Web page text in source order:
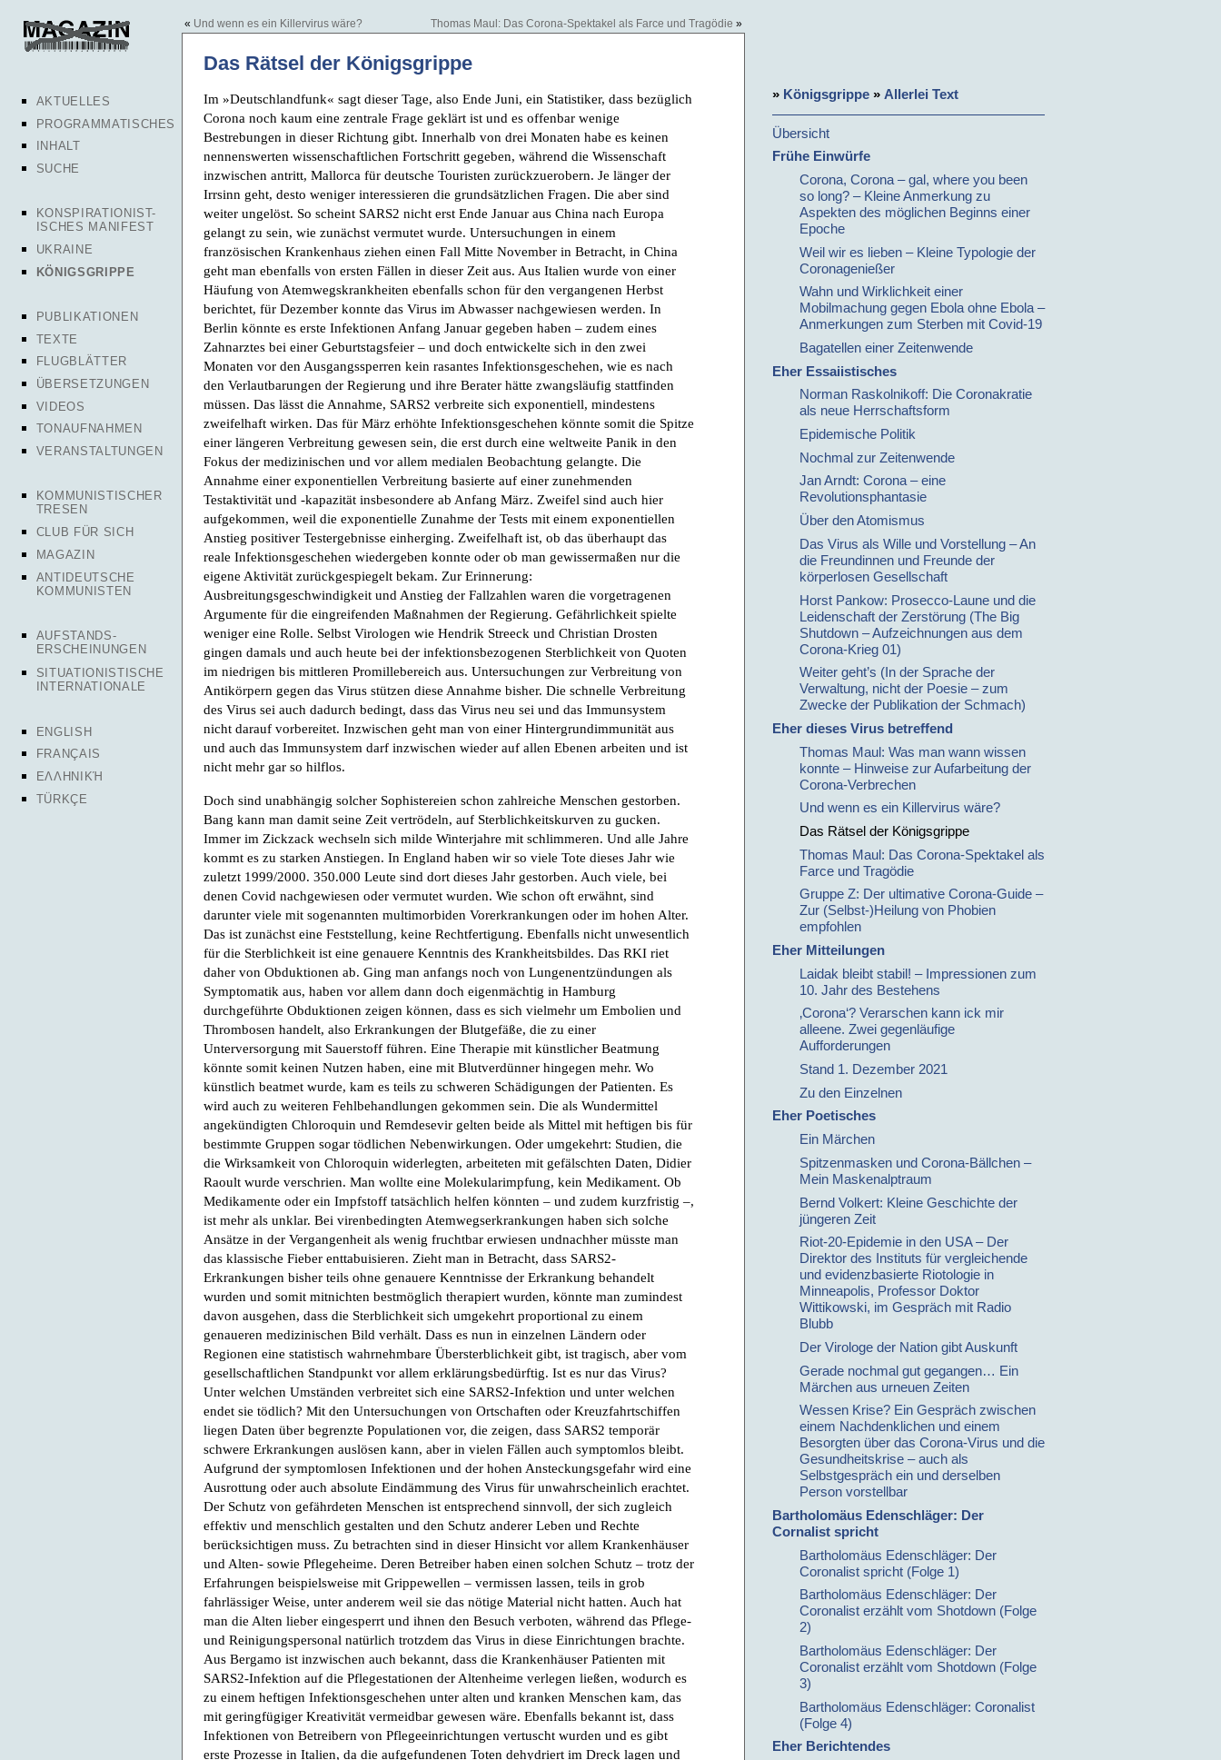
AKTUELLES
PROGRAMMATISCHES
INHALT
SUCHE
KONSPIRATIONIST-
ISCHES MANIFEST
UKRAINE
KÖNIGSGRIPPE
PUBLIKATIONEN
TEXTE
FLUGBLÄTTER
ÜBERSETZUNGEN
VIDEOS
TONAUFNAHMEN
VERANSTALTUNGEN
KOMMUNISTISCHER
TRESEN
CLUB FÜR SICH
MAGAZIN
ANTIDEUTSCHE
KOMMUNISTEN
AUFSTANDS-
ERSCHEINUNGEN
SITUATIONISTISCHE
INTERNATIONALE
ENGLISH
FRANÇAIS
ΕΛΛΗΝΙΚΉ
TÜRKÇE
« Und wenn es ein Killervirus wäre? Thomas Maul: Das Corona-Spektakel als Farce und Tragödie »
Das Rätsel der Königsgrippe
Im »Deutschlandfunk« sagt dieser Tage, also Ende Juni, ein Statistiker, dass bezüglich
Corona noch kaum eine zentrale Frage geklärt ist und es offenbar wenige
Bestrebungen in dieser Richtung gibt. Innerhalb von drei Monaten habe es keinen
nennenswerten wissenschaftlichen Fortschritt gegeben, während die Wissenschaft
inzwischen antritt, Mallorca für deutsche Touristen zurückzuerobern. Je länger der
Irrsinn geht, desto weniger interessieren die grundsätzlichen Fragen. Die aber sind
weiter ungelöst. So scheint SARS2 nicht erst Ende Januar aus China nach Europa
gelangt zu sein, wie zunächst vermutet wurde. Untersuchungen in einem
französischen Krankenhaus ziehen einen Fall Mitte November in Betracht, in China
geht man ebenfalls von ersten Fällen in dieser Zeit aus. Aus Italien wurde von einer
Häufung von Atemwegskrankheiten ebenfalls schon für den vergangenen Herbst
berichtet, für Dezember konnte das Virus im Abwasser nachgewiesen werden. In
Berlin könnte es erste Infektionen Anfang Januar gegeben haben – zudem eines
Zahnarztes bei einer Geburtstagsfeier – und doch entwickelte sich in den zwei
Monaten vor den Ausgangssperren kein rasantes Infektionsgeschehen, wie es nach
den Verlautbarungen der Regierung und ihre Berater hätte zwangsläufig stattfinden
müssen. Das lässt die Annahme, SARS2 verbreite sich exponentiell, mindestens
zweifelhaft wirken. Das für März erhöhte Infektionsgeschehen könnte somit die Spitze
einer längeren Verbreitung gewesen sein, die erst durch eine weltweite Panik in den
Fokus der medizinischen und vor allem medialen Beobachtung gelangte. Die
Annahme einer exponentiellen Verbreitung basierte auf einer zunehmenden
Testaktivität und -kapazität insbesondere ab Anfang März. Zweifel sind auch hier
aufgekommen, weil die exponentielle Zunahme der Tests mit einem exponentiellen
Anstieg positiver Testergebnisse einherging. Zweifelhaft ist, ob das überhaupt das
reale Infektionsgeschehen wiedergeben konnte oder ob man gewissermaßen nur die
eigene Aktivität zurückgespiegelt bekam. Zur Erinnerung:
Ausbreitungsgeschwindigkeit und Anstieg der Fallzahlen waren die vorgetragenen
Argumente für die eingreifenden Maßnahmen der Regierung. Gefährlichkeit spielte
weniger eine Rolle. Selbst Virologen wie Hendrik Streeck und Christian Drosten
gingen damals und auch heute bei der infektionsbezogenen Sterblichkeit von Quoten
im niedrigen bis mittleren Promillebereich aus. Untersuchungen zur Verbreitung von
Antikörpern gegen das Virus stützen diese Annahme bisher. Die schnelle Verbreitung
des Virus sei auch dadurch bedingt, dass das Virus neu sei und das Immunsystem
nicht darauf vorbereitet. Inzwischen geht man von einer Hintergrundimmunität aus
und auch das Immunsystem darf inzwischen wieder auf allen Ebenen arbeiten und ist
nicht mehr gar so hilflos.
Doch sind unabhängig solcher Sophistereien schon zahlreiche Menschen gestorben. Bang kann man damit seine Zeit vertrödeln, auf Sterblichkeitskurven zu gucken. Immer im Zickzack wechseln sich milde Winterjahre mit schlimmeren. Und alle Jahre kommt es zu starken Anstiegen. In England haben wir so viele Tote dieses Jahr wie zuletzt 1999/2000. 350.000 Leute sind dort dieses Jahr gestorben. Auch viele, bei denen Covid nachgewiesen oder vermutet wurden. Wie schon oft erwähnt, sind darunter viele mit sogenannten multimorbiden Vorerkrankungen oder im hohen Alter. Das ist zunächst eine Feststellung, keine Rechtfertigung. Ebenfalls nicht unwesentlich für die Sterblichkeit ist eine genauere Kenntnis des Krankheitsbildes. Das RKI riet daher von Obduktionen ab. Ging man anfangs noch von Lungenentzündungen als Symptomatik aus, haben vor allem dann doch eigenmächtig in Hamburg durchgeführte Obduktionen zeigen können, dass es sich vielmehr um Embolien und Thrombosen handelt, also Erkrankungen der Blutgefäße, die zu einer Unterversorgung mit Sauerstoff führen. Eine Therapie mit künstlicher Beatmung könnte somit keinen Nutzen haben, eine mit Blutverdünner hingegen mehr. Wo künstlich beatmet wurde, kam es teils zu schweren Schädigungen der Patienten. Es wird auch zu weiteren Fehlbehandlungen gekommen sein. Die als Wundermittel angekündigten Chloroquin und Remdesevir gelten beide als Mittel mit heftigen bis für bestimmte Gruppen sogar tödlichen Nebenwirkungen. Oder umgekehrt: Studien, die die Wirksamkeit von Chloroquin widerlegten, arbeiteten mit gefälschten Daten, Didier Raoult wurde verschrien. Man wollte eine Molekularimpfung, kein Medikament. Ob Medikamente oder ein Impfstoff tatsächlich helfen könnten – und zudem kurzfristig –, ist mehr als unklar. Bei virenbedingten Atemwegserkrankungen haben sich solche Ansätze in der Vergangenheit als wenig fruchtbar erwiesen undnachher müsste man das klassische Fieber enttabuisieren. Zieht man in Betracht, dass SARS2-Erkrankungen bisher teils ohne genauere Kenntnisse der Erkrankung behandelt wurden und somit mitnichten bestmöglich therapiert wurden, könnte man zumindest davon ausgehen, dass die Sterblichkeit sich umgekehrt proportional zu einem genaueren medizinischen Bild verhält. Dass es nun in einzelnen Ländern oder Regionen eine statistisch wahrnehmbare Übersterblichkeit gibt, ist tragisch, aber vom gesellschaftlichen Standpunkt vor allem erklärungsbedürftig. Ist es nur das Virus? Unter welchen Umständen verbreitet sich eine SARS2-Infektion und unter welchen endet sie tödlich? Mit den Untersuchungen von Ortschaften oder Kreuzfahrtschiffen liegen Daten über begrenzte Populationen vor, die zeigen, dass SARS2 temporär schwere Erkrankungen auslösen kann, aber in vielen Fällen auch symptomlos bleibt. Aufgrund der symptomlosen Infektionen und der hohen Ansteckungsgefahr wird eine Ausrottung oder auch absolute Eindämmung des Virus für unwahrscheinlich erachtet. Der Schutz von gefährdeten Menschen ist entsprechend sinnvoll, der sich zugleich effektiv und menschlich gestalten und den Schutz anderer Leben und Rechte berücksichtigen muss. Zu betrachten sind in dieser Hinsicht vor allem Krankenhäuser und Alten- sowie Pflegeheime. Deren Betreiber haben einen solchen Schutz – trotz der Erfahrungen beispielsweise mit Grippewellen – vermissen lassen, teils in grob fahrlässiger Weise, unter anderem weil sie das nötige Material nicht hatten. Auch hat man die Alten lieber eingesperrt und ihnen den Besuch verboten, während das Pflege- und Reinigungspersonal natürlich trotzdem das Virus in diese Einrichtungen brachte. Aus Bergamo ist inzwischen auch bekannt, dass die Krankenhäuser Patienten mit SARS2-Infektion auf die Pflegestationen der Altenheime verlegen ließen, wodurch es zu einem heftigen Infektionsgeschehen unter alten und kranken Menschen kam, das mit geringfügiger Kreativität vermeidbar gewesen wäre. Ebenfalls bekannt ist, dass Infektionen von Betreibern von Pflegeeinrichtungen vertuscht wurden und es gibt erste Prozesse in Italien, da die aufgefundenen Toten dehydriert im Dreck lagen und sich herausstellte, das niemand sich um sie kümmern wollte. Das oftmals aus Osteuropa stammende Pflegepersonal – die einheimische Bevölkerung interessiert sich für ihre Alten eh weniger – hatte das Land verlassen, sei es in Panik, wegen lausiger Bezahlung oder schlicht, weil die Grenzen geschlossen wurden und die jeweiligen Pflegekräfte es vorzogen, den Lockdown in ihrer Heimat zu verbringen oder weil die Informationen nicht in einer dem migrantischen Pflegepersonal verständlichen Sprache vorlag. In einer sich gegenseitig verstärkenden Mischung aus Panik vor dem »Killervirus«, schlechten Zuständen in Pflege- und Alteneinrichtungen, dem Personalmangel in den Kliniken und fahrlässigen Fehlern von den Betreibern solcher Einrichtungen, einem panikbedingten Run auf die Krankenhäuser, wo man sich dann auch die leicht Kranken oder noch Gesunden mit allerlei Keimen anstecken konnten, und zudem durch die hohe Antibiotikaresistenz, entstanden dann Situationen wie in und um Bergamo, deren Bilder aber irreführend zur Illustration der Gefahr des Virus benutzt wurden, anstatt die realen – und durchaus katastrophalen – Bedingungen ins Licht zu rücken. Inzwischen sollte auch bekannt sein, dass die Bilder der durch Militärfahrzeuge abtransportierten Särge ebenfalls mehrere Voraussetzungen haben, wie die aus Angst vor dem »Killervirus« streikenden Bestatter und die virusbedingten strengen Auflagen für die im katholischen Italien übliche Sargbestattung, was zu einem Anstieg der Verbrennungen und einer Überlastung der wenigen Krematorien führte. Und über Einflüsse wie Luftverschmutzung und Asbestbelastung wurde ebenfalls schon berichtet. Der Notstand hatte von Anfang an mehr Aspekte, als in der medialen Darstellung vorkamen, sodass die Konzentration auf einen einzigen Aspekt – das Virus – praktisch gegenaufklärerische Folgen hatte. Die WHO oder die Hopkins-Universität lieferten statistisch völlig unbrauchbares Material: Kolonnen von Zahlen ohne jede Verhältnissetzung. In den Medien wurden diese zusammenhangslosen Schreckenszahlen verbreitet und mit Schreckensbilder illustriert. Die Panik griff über und wurde weiter verbreitet. Ohne Distanz und Einordnung wurden die Informationen des zum Bundesgesundheitsministerium gehörigen Robert-Koch-Institut verbreitet, während zugleich Kritiker wie der alte Sozi Wolfgang Wodarg in der Debatte nur als Pappkameraden auftauchten, obwohl ihre Einwände mindestens ebenso plausibel oder unplausibel waren wie die Annahmen führender Virologen. Die Regierungen schalteten ebenfalls in den Panikmodus, da es nach »Strategie« des Innenministeriums darum ging, einen Schock unter der Bevölkerung auszulösen. Statt mit Aufklärung wurde autoritär Gesundheitspolitik betrieben. Dieser Zustand normalisiert sich insoweit, dass die »Lockerungen« weiterhin an medizinische Statistiken gebunden werden, die von willkürlich wirkenden Festlegungen Verdopplungszeit über Reproduktionszahl bis Neuinfektionsobergrenze reichen und oft genug am Ende wieder ignoriert wurden. Die medizinisch zweifelhafte Maskenpflicht macht psychologisch das »richtige Gefühl« für den Übergang – die unsichtbare Gefahr bleibt im Symbol bestehen. Dass diesem Folge geleistet wird, überwacht in Berlin nun die Polizei, die bei Missachtung Bußgelder verhängen darf; die Presse hat zuvor seit Wochen eine Kampagne gegen »Maskenmuffel« betrieben. Zugleich schleicht sich der Verdacht ein, dass die Einschränkungen medizinisch mindestens fragwürdig waren, weil auch hier eine Verhältnismäßigkeit mit ihrer eigenen Dialektik wirkt. Denn zwar verschwindet eine Prellung auch durch eine Amputation, es ist trotzdem nicht das geeignete Mittel, um nachhaltig Linderung zu verschaffen. Man denke nur an die Demenzkranken, die man besonders schlecht behandelte. Selbst Befürworter nennen den Lockdown inzwischen eine Panikreaktion, die man aber verstehen müsse. Kritik an den Maßnahmen der Regierung galt zunächst als unstatthaft, sämtlicher Widerspruch von Wissenschaftlern wurde aktiv ignoriert und statt dessen ein wissenschaftlicher Konsens behauptet, während etwa Drosten ständig betonte, man wüsste überhaupt zu wenig, was kurioserweise dann seine Annahmen bestätigen sollte – nicht etwa widersprechende. Opponenten wurden mit dem bloßen Verweis auf ihre Publikationstätigkeit delegitimiert, dafür noch beklatscht von all jenen Linksliberalen, die sonst nie genug »Herrschaftswissen« entdecken können. In der Folge haben wieder einmal die Rechten die Proteste dagegen entdeckt. So haben auch die Medien ihren neuen Feind, den »Coronaverschwörer«, bekommen, womit die Auseinandersetzung mit der eigenen Rolle in den zurückliegenden Wochen und Monaten vermieden werden kann. Die Mittelklassen, die von dieser Situation schon keinen ökonomischen Profit zu erwarten haben, versuchen immerhin noch einen moralischen Nutzen daraus zu ziehen. Man ist ja kein Virusleugner, sondern aufgeklärter Staatsdiener. Allgemein ist ein Umschwenken von der Eindämmung der Viruspandemie zur Eindämmung der »Infodemie« zu beobachten. Fachidiotische Forscher wie Drosten und zahlreiche Regierungspolitiker forderten ein staatliches Vorgehen gegen sogenannte Fake News. Gesundheitliche Aufklärung, die gegen Desinformation helfen sollte, hält man offenbar kein geeignetes Mittel, man müßte selbst zu viele Fake News eingestehen. Dass es um jene Aufklärung zuvor schon wenig gut bestellt war, zeigte der Umstand, dass Menschen das einst Gelernte urplötzlich vergaßen – dass beispielsweise Infektionen durch bloßes Vorbeilaufen extrem unwahrscheinlich sind –, um sich durch infantil-debile Schaubildchen von Journalisten verwirren zu lassen und Verhaltenszüge zeigten, als wäre ihr Alltag ein Labor für biochemische Waffen. Doch wie lange lässt es sich in dem Zustand des Als-ob einer vermeintlich tödlichen Gefahr leben, die dann ausbleibt? Das unkontrolliert verbreitete Schreiben des Oberregierungsrates des Bundesinnenministeri
» Königsgrippe » Allerlei Text
Übersicht
Frühe Einwürfe
Corona, Corona – gal, where you been
so long? – Kleine Anmerkung zu
Aspekten des möglichen Beginns einer
Epoche
Weil wir es lieben – Kleine Typologie der
Coronagenießer
Wahn und Wirklichkeit einer
Mobilmachung gegen Ebola ohne Ebola –
Anmerkungen zum Sterben mit Covid-19
Bagatellen einer Zeitenwende
Eher Essaiistisches
Norman Raskolnikoff: Die Coronakratie
als neue Herrschaftsform
Epidemische Politik
Nochmal zur Zeitenwende
Jan Arndt: Corona – eine
Revolutionsphantasie
Über den Atomismus
Das Virus als Wille und Vorstellung – An
die Freundinnen und Freunde der
körperlosen Gesellschaft
Horst Pankow: Prosecco-Laune und die
Leidenschaft der Zerstörung (The Big
Shutdown – Aufzeichnungen aus dem
Corona-Krieg 01)
Weiter geht’s (In der Sprache der
Verwaltung, nicht der Poesie – zum
Zwecke der Publikation der Schmach)
Eher dieses Virus betreffend
Thomas Maul: Was man wann wissen
konnte – Hinweise zur Aufarbeitung der
Corona-Verbrechen
Und wenn es ein Killervirus wäre?
Das Rätsel der Königsgrippe
Thomas Maul: Das Corona-Spektakel als
Farce und Tragödie
Gruppe Z: Der ultimative Corona-Guide –
Zur (Selbst-)Heilung von Phobien
empfohlen
Eher Mitteilungen
Laidak bleibt stabil! – Impressionen zum
10. Jahr des Bestehens
‚Corona‘? Verarschen kann ick mir
alleene. Zwei gegenläufige
Aufforderungen
Stand 1. Dezember 2021
Zu den Einzelnen
Eher Poetisches
Ein Märchen
Spitzenmasken und Corona-Bällchen –
Mein Maskenalptraum
Bernd Volkert: Kleine Geschichte der
jüngeren Zeit
Riot-20-Epidemie in den USA – Der
Direktor des Instituts für vergleichende
und evidenzbasierte Riotologie in
Minneapolis, Professor Doktor
Wittikowski, im Gespräch mit Radio
Blubb
Der Virologe der Nation gibt Auskunft
Gerade nochmal gut gegangen… Ein
Märchen aus urneuen Zeiten
Wessen Krise? Ein Gespräch zwischen
einem Nachdenklichen und einem
Besorgten über das Corona-Virus und die
Gesundheitskrise – auch als
Selbstgespräch ein und derselben
Person vorstellbar
Bartholomäus Edenschläger: Der
Cornalist spricht
Bartholomäus Edenschläger: Der
Coronalist spricht (Folge 1)
Bartholomäus Edenschläger: Der
Coronalist erzählt vom Shotdown (Folge
2)
Bartholomäus Edenschläger: Der
Coronalist erzählt vom Shotdown (Folge
3)
Bartholomäus Edenschläger: Coronalist
(Folge 4)
Eher Berichtendes